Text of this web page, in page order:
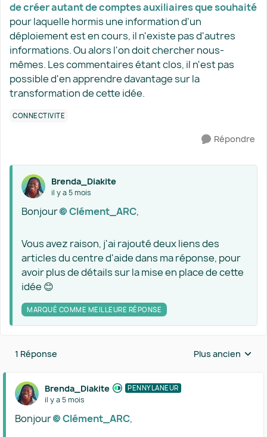
de créer autant de comptes auxiliaires que souhaité​
pour laquelle hormis une information d'un
déploiement est en cours, il n'existe pas d'autres
informations. Ou alors l'on doit chercher nous-
mêmes. Les commentaires étant clos, il n'est pas
possible d'en apprendre davantage sur la
transformation de cette idée.
CONNECTIVITÉ
Répondre
Brenda_Diakite
il y a 5 mois
Bonjour Clément_ARC​,
Vous avez raison, j'ai rajouté deux liens des
articles du centre d'aide dans ma réponse, pour
avoir plus de détails sur la mise en place de cette
idée 😊
MARQUÉ COMME MEILLEURE RÉPONSE
1 Réponse Réponses triées
Plus ancien
Brenda_Diakite PENNYLANEUR
il y a 5 mois
Bonjour Clément_ARC​,